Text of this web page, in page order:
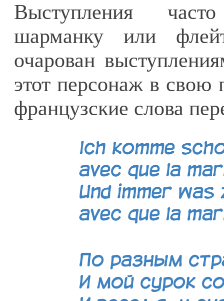
Выступления
шарманку или
очарован
этот персонаж в свою
французские слова
Ich komme
avec que la
Und immer
avec que la
По разным
И мой сурок